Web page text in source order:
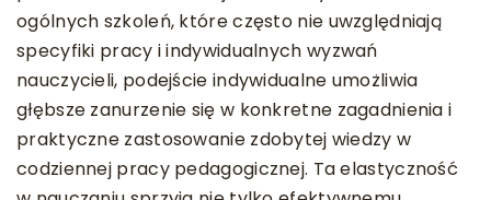
ogólnych szkoleń, które często nie uwzględniają
specyfiki pracy i indywidualnych wyzwań
nauczycieli, podejście indywidualne umożliwia
głębsze zanurzenie się w konkretne zagadnienia i
praktyczne zastosowanie zdobytej wiedzy w
codziennej pracy pedagogicznej. Ta elastyczność